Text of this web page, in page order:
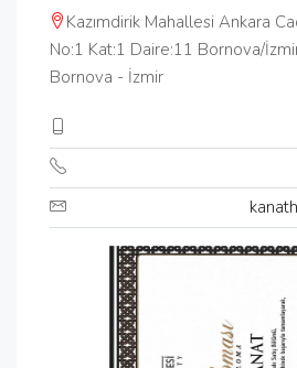
Kazımdirik Mahallesi Ankara
No:1 Kat:1 Daire:11 Bornova/
Bornova - İzmir